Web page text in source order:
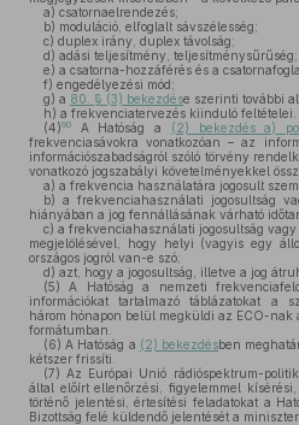
a) csatornaelrendezés;
b) moduláció, elfoglalt sávszélesség;
c) duplex irány, duplex távolság;
d) adási teljesítmény, teljesítménysűrűség;
e) a csatorna-hozzáférés és a
f) engedélyezési mód;
g) a 80. § (3) bekezdése szerinti további
h) a frekvenciatervezés kiinduló feltételei.
(4)90 A Hatóság a (2) bekezdés a)
frekvenciasávokra vonatkozóan – az
információszabadságról szóló törvény
vonatkozó jogszabályi követelményekkel
a) a frekvencia használatára jogosult
b) a frekvenciahasználati jogosultság
hiányában a jog fennállásának várható
c) a frekvenciahasználati jogosultság
megjelölésével, hogy helyi (vagyis egy
országos jogról van-e szó;
d) azt, hogy a jogosultság, illetve a jog
(5) A Hatóság a nemzeti
információkat tartalmazó táblázatokat a
három hónapon belül megküldi az ECO-nak
formátumban.
(6) A Hatóság a (2) bekezdésben
kétszer frissíti.
(7) Az Európai Unió rádióspektrum-
által előírt ellenőrzési, figyelemmel
történő jelentési, értesítési feladatokat a
Bizottság felé küldendő jelentését a